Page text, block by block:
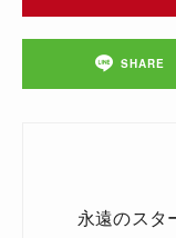
SHARE
永遠のスタ